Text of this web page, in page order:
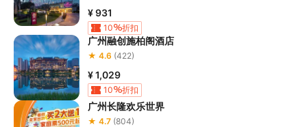
②乘坐机场快线9号线，到达广州融创万达嘉华酒店/广州
融创堇山酒店后，步行至各园区游玩。
4、高铁-广州北站
乘坐高铁的游客，可于高铁【广州北站】出站后，步行约5
分钟换乘广州东环城际（机场北站方向），搭乘一站至【花
城街】D口前往广州融创文旅城。或乘坐花76A、花19等公
交线路，到达【融创文旅城】公交总站下车，步行约5分钟
到达广州融创乐园&广州融创茂。
¥ 931
10 折扣
广州融创施柏阁酒店
★ 4.6 (422)
¥ 1,029
10 折扣
广州长隆欢乐世界
★ 4.7 (804)